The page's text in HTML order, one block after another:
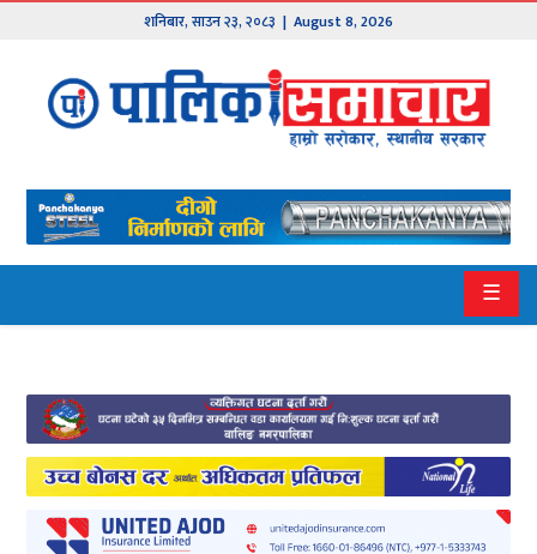
शनिबार,साउन२३,२०८३ | August 8, 2026
मुख्य
समाचार
हाम्रो
पालिका
१
२
बागमती
गण्डकी
☰